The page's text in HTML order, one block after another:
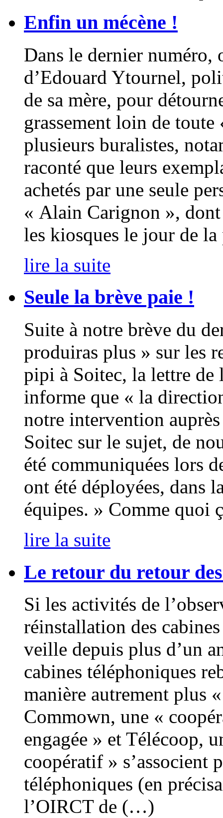
Enfin un mécène !
Dans le dernier numéro,
d’Edouard Ytournel,
de sa mère, pour
grassement loin de
plusieurs buralistes,
raconté que leurs
achetés par une seule
« Alain Carignon »,
les kiosques le jour de
lire la suite
Seule la brève paie !
Suite à notre brève du
produiras plus » sur les
pipi à Soitec, la lettre de
informe que « la
notre intervention
Soitec sur le sujet, de
été communiquées lors
ont été déployées, dans
équipes. » Comme
lire la suite
Le retour du retour
Si les activités de
réinstallation des
veille depuis plus d’un
cabines téléphoniques
manière autrement plus
Commown, une «
engagée » et Télécoop,
coopératif » s’associent
téléphoniques (en
l’OIRCT de (…)